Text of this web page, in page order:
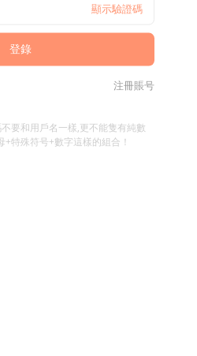
顯示驗證碼
注冊賬号
要和用戶名一樣,更不能隻有純數
+特殊符号+數字這樣的組合！